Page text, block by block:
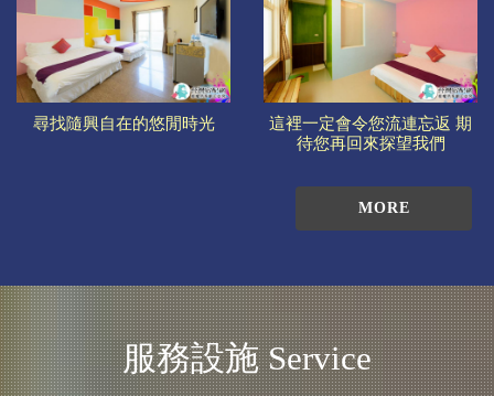
尋找隨興自在的悠閒時光
這裡一定會令您流連忘返 期
待您再回來探望我們
MORE
服務設施 Service